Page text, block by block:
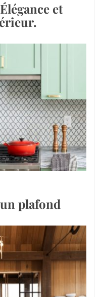
et
plafond